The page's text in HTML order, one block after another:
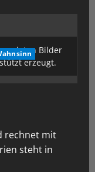
Bilder
erzeugt.
rechnet mit
steht in